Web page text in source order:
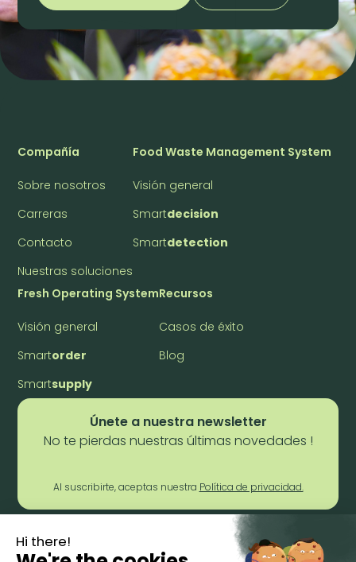
Compañía
Sobre nosotros
Carreras
Contacto
Nuestras soluciones
Food Waste Management System
Visión general
Smartdecision
Smartdetection
Fresh Operating System
Visión general
Smartorder
Smartsupply
Recursos
Casos de éxito
Blog
Únete a nuestra newsletter
No te pierdas nuestras últimas novedades !
Al suscribirte, aceptas nuestra Política de privacidad.